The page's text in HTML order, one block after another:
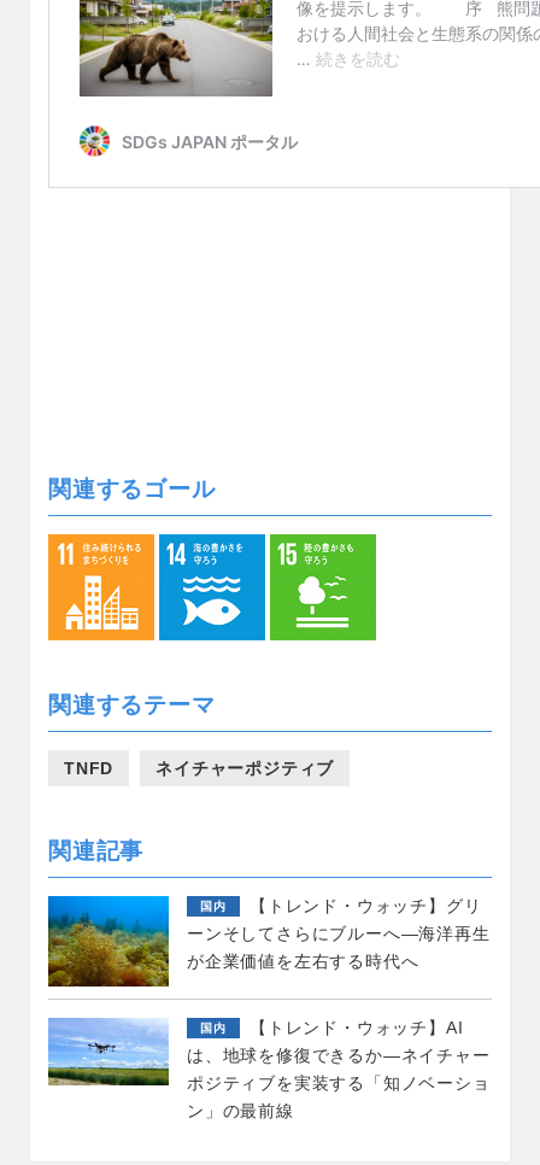
関連するゴール
関連するテーマ
TNFD ネイチャーポジティブ
関連記事
国内
【トレンド・ウォッチ】グリ
ーンそしてさらにブルーへ―海洋再生
が企業価値を左右する時代へ
国内
【トレンド・ウォッチ】AI
は、地球を修復できるか―ネイチャー
ポジティブを実装する「知ノベーショ
ン」の最前線